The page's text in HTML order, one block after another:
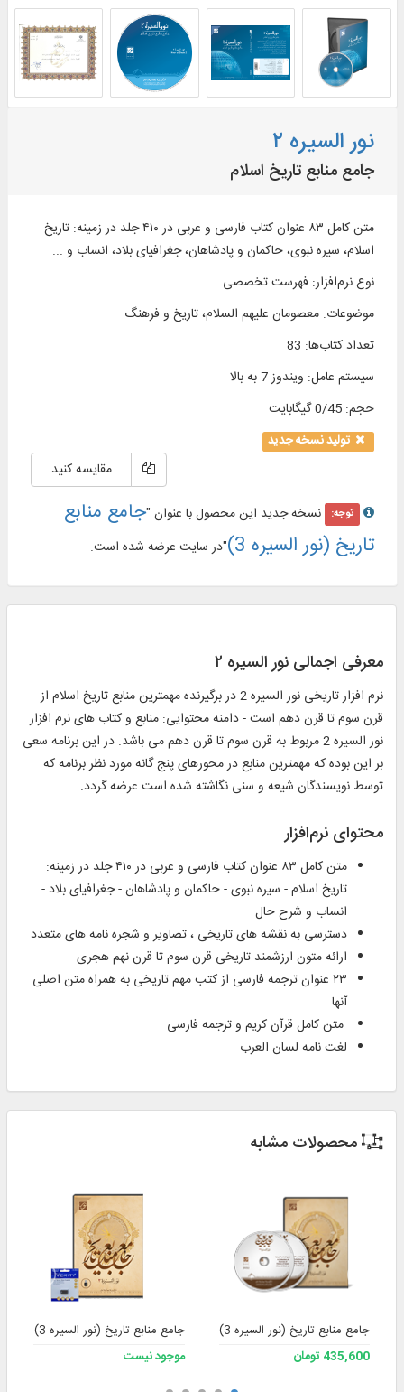
نور السیره ۲
جامع منابع تاریخ اسلام
متن کامل ۸۳ عنوان کتاب فارسی و عربی در ۴۱۰ جلد در زمینه: تاریخ
اسلام، سیره نبوی، حاکمان و پادشاهان، جغرافیای بلاد، انساب و ...
نوع نرم‌افزار: فهرست تخصصی
موضوعات:معصومان علیهم السلام، تاریخ و فرهنگ
تعداد کتاب‌ها:
83
سیستم عامل: ویندوز 7 به بالا
حجم:0/45 گیگابایت
تولید نسخه جدید
مقایسه کنید
توجه: نسخه جدید این محصول با عنوان "جامع منابع
تاریخ (نور السیره 3)
"در سایت عرضه شده است.
معرفی اجمالی نور السیره ۲
نرم افزار تاریخی نور السیره 2 در برگیرنده مهمترین منابع تاریخ اسلام از
قرن سوم تا قرن دهم است - دامنه محتوایی: منابع و کتاب های نرم افزار
نور السیره 2 مربوط به قرن سوم تا قرن دهم می باشد. در این برنامه سعی
بر این بوده که مهمترین منابع در محورهای پنج گانه مورد نظر برنامه که
توسط نویسندگان شیعه و سنی نگاشته شده است عرضه گردد.
محتوای نرم‌افزار
متن کامل ۸۳ عنوان کتاب فارسی و عربی در ۴۱۰ جلد در زمینه:
تاریخ اسلام - سیره نبوی - حاکمان و پادشاهان - جغرافیای بلاد -
انساب و شرح حال
دسترسی به نقشه های تاریخی ، تصاویر و شجره نامه های متعدد
ارائه متون ارزشمند تاریخی قرن سوم تا قرن نهم هجری
۲۳ عنوان ترجمه فارسی از کتب مهم تاریخی به همراه متن اصلی
آنها
متن کامل قرآن کریم و ترجمه فارسی ​
لغت نامه لسان العرب
محصولات مشابه
جامع منابع تاریخ (نور السیره 3)
435,600 تومان
جامع منابع تاریخ (نور السیره 3) به همراه فلش
موجود نیست